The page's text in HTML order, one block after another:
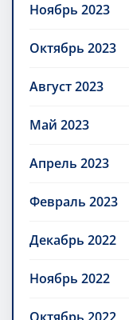
Ноябрь 2023
Октябрь 2023
Август 2023
Май 2023
Апрель 2023
Февраль 2023
Декабрь 2022
Ноябрь 2022